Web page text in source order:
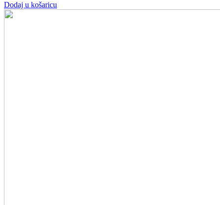
Dodaj u košaricu